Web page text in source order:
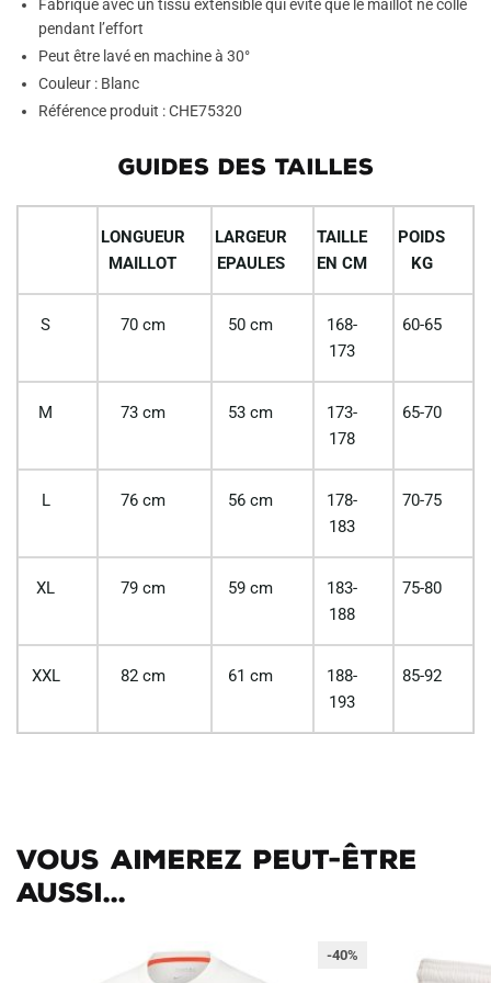
Fabriqué avec un tissu extensible qui évite que le maillot ne colle
pendant l’effort
Peut être lavé en machine à 30°
Couleur : Blanc
Référence produit : CHE75320
GUIDES DES TAILLES
LONGUEUR
MAILLOT
LARGEUR
EPAULES
TAILLE
EN CM
POIDS
KG
S 70 cm 50 cm
168-
173
60-65
M 73 cm 53 cm
173-
178
65-70
L 76 cm 56 cm
178-
183
70-75
XL 79 cm 59 cm
183-
188
75-80
XXL 82 cm 61 cm
188-
193
85-92
Vous aimerez peut-être
aussi...
-40%